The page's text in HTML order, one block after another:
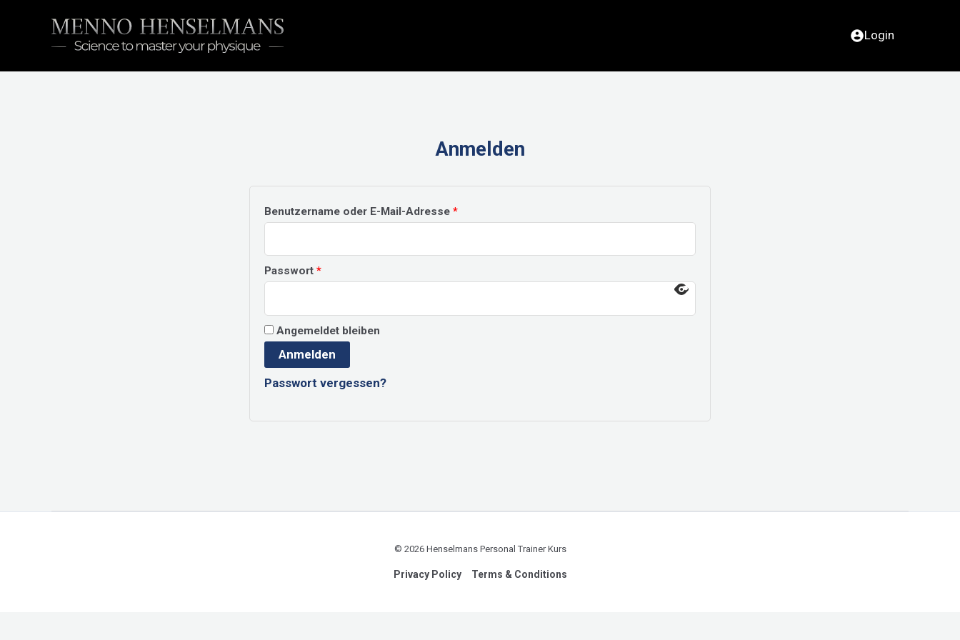
Login
Anmelden
Benutzername oder E-Mail-Adresse *Erforderlich
Passwort *Erforderlich
Angemeldet bleiben
Anmelden
Passwort vergessen?
© 2026 Henselmans Personal Trainer Kurs
Privacy Policy Terms & Conditions